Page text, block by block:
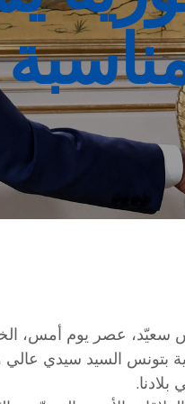
بتونس السيد سيدي
بلادنا.